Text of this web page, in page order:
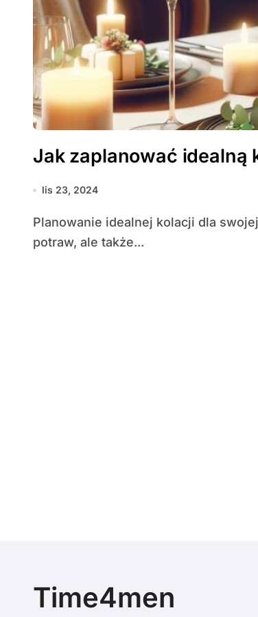
Jak zaplanować idealną
lis 23, 2024
Planowanie idealnej kolacji dla swojej partnerki to nie tylko kwestia wyboru odpowiednich
potraw, ale także...
Time4men